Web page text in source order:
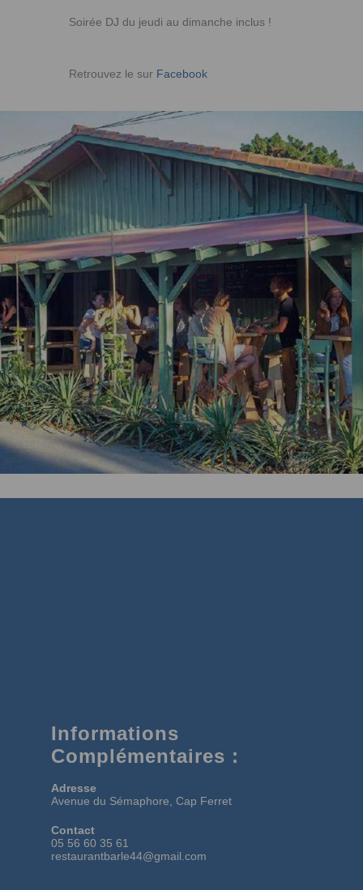
Soirée DJ du jeudi au dimanche inclus !
Retrouvez le sur Facebook
Informations
Complémentaires :
Adresse
Avenue du Sémaphore, Cap Ferret
Contact
05 56 60 35 61
restaurantbarle44@gmail.com